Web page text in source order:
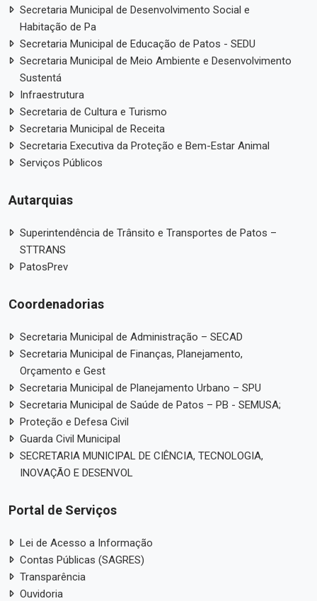
Secretaria Municipal de Desenvolvimento Social e
Habitação de Pa
Secretaria Municipal de Educação de Patos - SEDU
Secretaria Municipal de Meio Ambiente e Desenvolvimento
Sustentá
Infraestrutura
Secretaria de Cultura e Turismo
Secretaria Municipal de Receita
Secretaria Executiva da Proteção e Bem-Estar Animal
Serviços Públicos
Autarquias
Superintendência de Trânsito e Transportes de Patos –
STTRANS
PatosPrev
Coordenadorias
Secretaria Municipal de Administração – SECAD
Secretaria Municipal de Finanças, Planejamento,
Orçamento e Gest
Secretaria Municipal de Planejamento Urbano – SPU
Secretaria Municipal de Saúde de Patos – PB - SEMUSA;
Proteção e Defesa Civil
Guarda Civil Municipal
SECRETARIA MUNICIPAL DE CIÊNCIA, TECNOLOGIA,
INOVAÇÃO E DESENVOL
Portal de Serviços
Lei de Acesso a Informação
Contas Públicas (SAGRES)
Transparência
Ouvidoria